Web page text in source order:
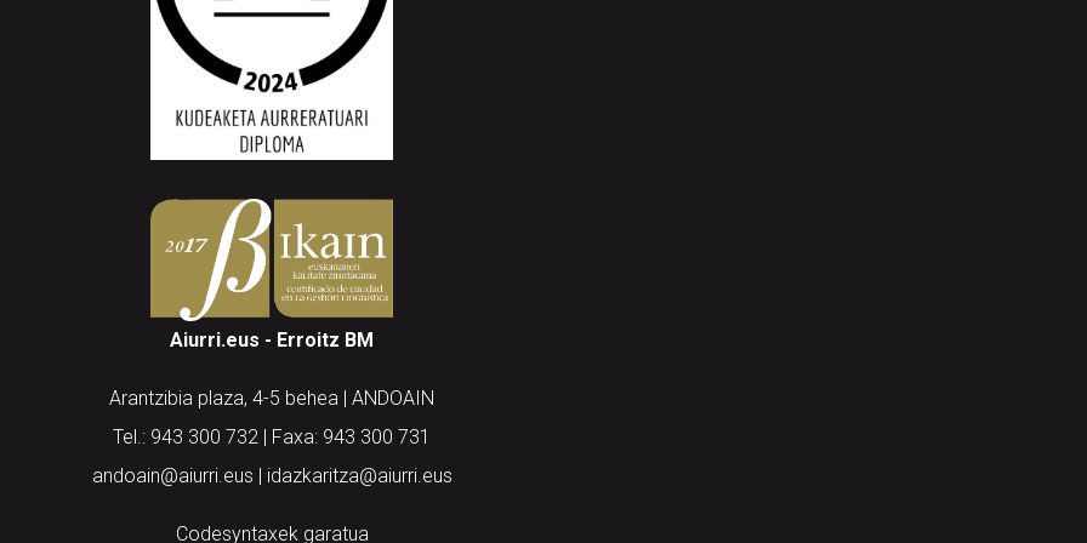
Aiurri.eus - Erroitz BM
Arantzibia plaza, 4-5 behea | ANDOAIN
Tel.: 943 300 732 | Faxa: 943 300 731
andoain@aiurri.eus | idazkaritza@aiurri.eus
Codesyntaxek garatua